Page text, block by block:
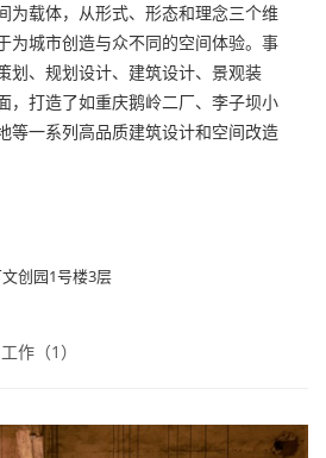
工作（1）
为载体，从形式、形态和理念三个维
为城市创造与众不同的空间体验。事
划、规划设计、建筑设计、景观装
，打造了如重庆鹅岭二厂、李子坝小
等一系列高品质建筑设计和空间改造
创园1号楼3层